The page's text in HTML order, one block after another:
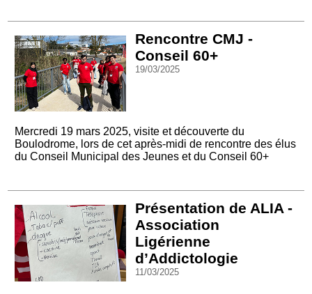
Rencontre CMJ -
Conseil 60+
19/03/2025
Mercredi 19 mars 2025, visite et découverte du
Boulodrome, lors de cet après-midi de rencontre des élus
du Conseil Municipal des Jeunes et du Conseil 60+
Présentation de ALIA -
Association
Ligérienne
d’Addictologie
11/03/2025